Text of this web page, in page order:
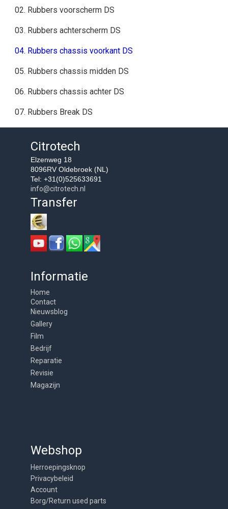
02. Rubbers voorscherm DS
03. Rubbers achterscherm DS
04. Rubbers chassis voorkant DS
05. Rubbers chassis midden DS
06. Rubbers chassis achter DS
07. Rubbers Break DS
Citrotech
Elzenweg 18
8096RV Oldebroek (NL)
Tel: +31(0)525633691
info@citrotech.nl
Transfer
Informatie
Home
Contact
Nieuwsblog
Gallery
Film
Bedrijf
Reparatie
Revisie
Magazijn
Webshop
Herroepingsknop
Privacybeleid
Account
Borg/Return used parts